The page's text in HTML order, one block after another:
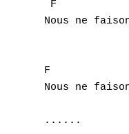
F
Nous ne
F
Nous ne
......